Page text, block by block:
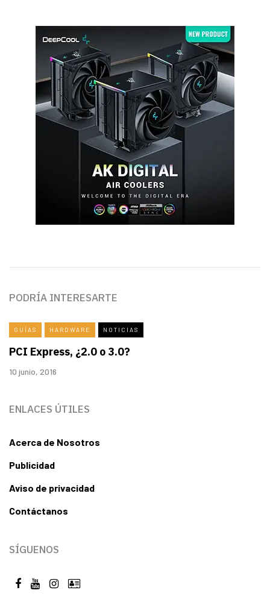
PODRÍA INTERESARTE
GUÍAS HARDWARE NOTICIAS
PCI Express, ¿2.0 o 3.0?
10 junio, 2016
ENLACES ÚTILES
Acerca de Nosotros
Publicidad
Aviso de privacidad
Contáctanos
SÍGUENOS